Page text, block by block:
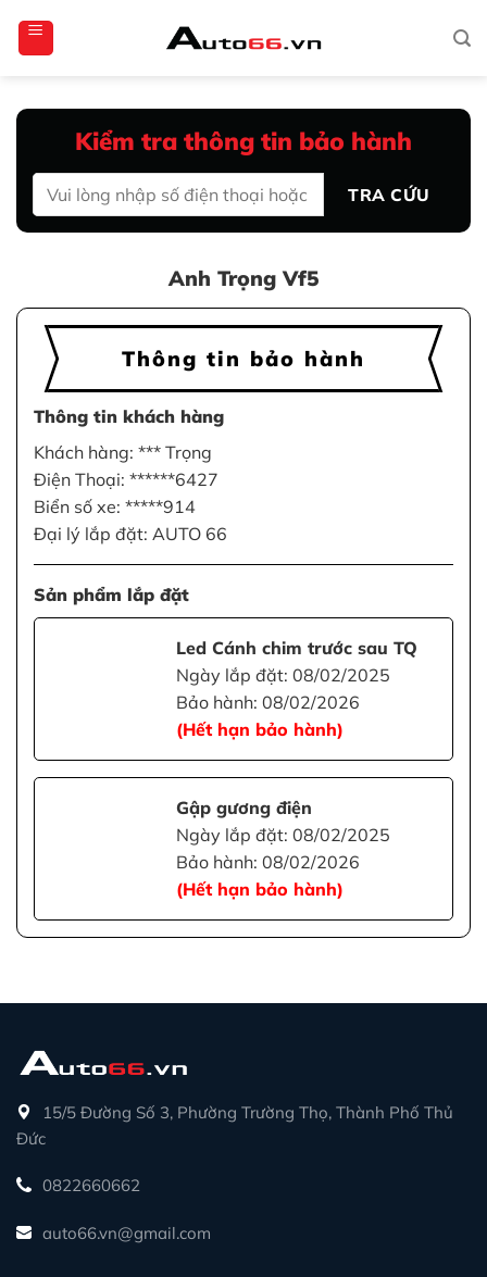
qua
Kiểm tra thông tin bảo hành
TRA CỨU
Anh Trọng Vf5
Thông tin bảo hành
Thông tin khách hàng
Khách hàng: *** Trọng
Điện Thoại: ******6427
Biển số xe: *****914
Đại lý lắp đặt: AUTO 66
Sản phẩm lắp đặt
Led Cánh chim trước sau TQ
Ngày lắp đặt: 08/02/2025
Bảo hành: 08/02/2026
(Hết hạn bảo hành)
Gập gương điện
Ngày lắp đặt: 08/02/2025
Bảo hành: 08/02/2026
(Hết hạn bảo hành)
15/5 Đường Số 3, Phường Trường Thọ, Thành Phố Thủ
Đức
0822660662
auto66.vn@gmail.com